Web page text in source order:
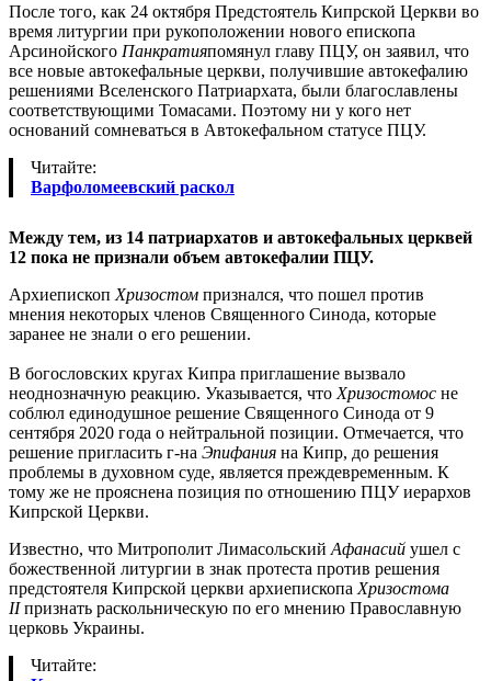
После того, как 24 октября Предстоятель Кипрской Церкви во
время литургии при рукоположении нового епископа
Арсинойского Панкратияпомянул главу ПЦУ, он заявил, что
все новые автокефальные церкви, получившие автокефалию
решениями Вселенского Патриархата, были благославлены
соответствующими Томасами. Поэтому ни у кого нет
оснований сомневаться в Автокефальном статусе ПЦУ.
Читайте:
Варфоломеевский раскол
Между тем, из 14 патриархатов и автокефальных церквей
12 пока не признали объем автокефалии ПЦУ.
Архиепископ Хризостом признался, что пошел против
мнения некоторых членов Священного Синода, которые
заранее не знали о его решении.
В богословских кругах Кипра приглашение вызвало
неоднозначную реакцию. Указывается, что Хризостомос не
соблюл единодушное решение Священного Синода от 9
сентября 2020 года о нейтральной позиции. Отмечается, что
решение пригласить г-на Эпифания на Кипр, до решения
проблемы в духовном суде, является преждевременным. К
тому же не прояснена позиция по отношению ПЦУ иерархов
Кипрской Церкви.
Известно, что Митрополит Лимасольский Афанасий ушел с
божественной литургии в знак протеста против решения
предстоятеля Кипрской церкви архиепископа Хризостома
IIпризнать раскольническую по его мнению Православную
церковь Украины.
Читайте: